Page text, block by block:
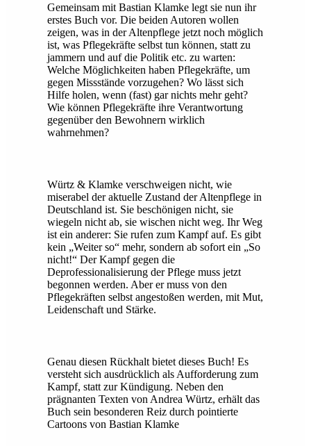
Gemeinsam mit Bastian Klamke legt sie nun ihr
erstes Buch vor. Die beiden Autoren wollen
zeigen, was in der Altenpflege jetzt noch möglich
ist, was Pflegekräfte selbst tun können, statt zu
jammern und auf die Politik etc. zu warten:
Welche Möglichkeiten haben Pflegekräfte, um
gegen Missstände vorzugehen? Wo lässt sich
Hilfe holen, wenn (fast) gar nichts mehr geht?
Wie können Pflegekräfte ihre Verantwortung
gegenüber den Bewohnern wirklich
wahrnehmen?
Würtz & Klamke verschweigen nicht, wie
miserabel der aktuelle Zustand der Altenpflege in
Deutschland ist. Sie beschönigen nicht, sie
wiegeln nicht ab, sie wischen nicht weg. Ihr Weg
ist ein anderer: Sie rufen zum Kampf auf. Es gibt
kein „Weiter so“ mehr, sondern ab sofort ein „So
nicht!“ Der Kampf gegen die
Deprofessionalisierung der Pflege muss jetzt
begonnen werden. Aber er muss von den
Pflegekräften selbst angestoßen werden, mit Mut,
Leidenschaft und Stärke.
Genau diesen Rückhalt bietet dieses Buch! Es
versteht sich ausdrücklich als Aufforderung zum
Kampf, statt zur Kündigung. Neben den
prägnanten Texten von Andrea Würtz, erhält das
Buch sein besonderen Reiz durch pointierte
Cartoons von Bastian Klamke